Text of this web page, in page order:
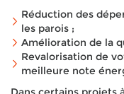
Réduction des
les parois ;
Amélioration de la
Revalorisation de
meilleure note